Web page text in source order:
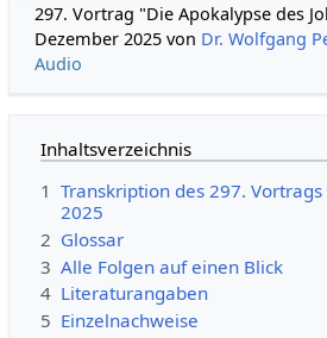
297. Vortrag "Die Apokalypse des
Dezember 2025 von Dr. Wolfgang
Audio
Inhaltsverzeichnis
1 Transkription des 297.
2025
2 Glossar
3 Alle Folgen auf einen Blick
4 Literaturangaben
5 Einzelnachweise